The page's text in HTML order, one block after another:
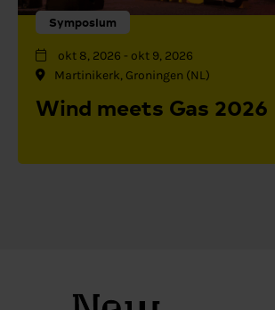
Symposium
okt 8, 2026 - okt 9, 2026
Martinikerk, Groningen (NL)
Wind meets Gas 2026